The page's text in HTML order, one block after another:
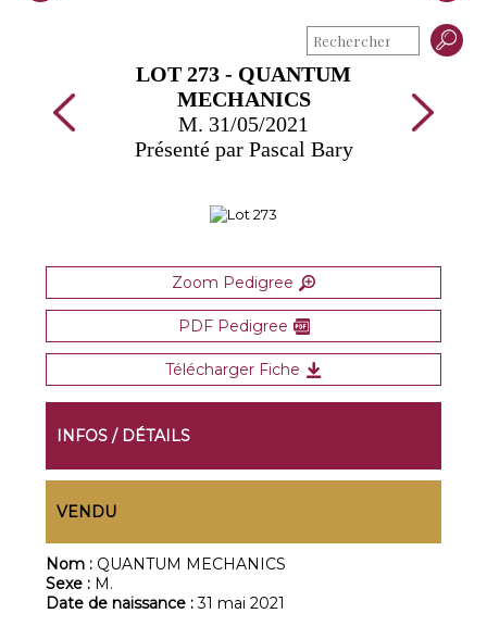
LOT 273 - QUANTUM
MECHANICS
M. 31/05/2021
Présenté par Pascal Bary
Zoom Pedigree
PDF Pedigree
Télécharger Fiche
INFOS / DÉTAILS
VENDU
Nom : QUANTUM MECHANICS
Sexe : M.
Date de naissance :31 mai 2021